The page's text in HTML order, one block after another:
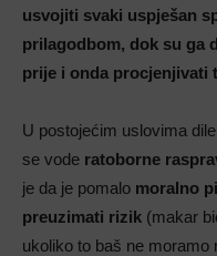
usvojiti svaki uspješan
prilagodbom, dok su ga
prije i onda procjenjivati
U postojećim uslovima
se vode ratoborne
je da je pomalo moralno
preuzimati rizik (makar
ukoliko to baš ne moramo